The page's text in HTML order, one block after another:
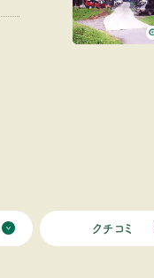
クチコミ